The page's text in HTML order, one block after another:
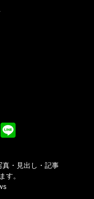
真・見出し・記事
す。